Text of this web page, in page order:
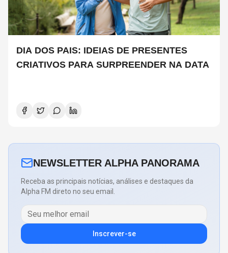
DIA DOS PAIS: IDEIAS DE PRESENTES
CRIATIVOS PARA SURPREENDER NA DATA
NEWSLETTER ALPHA PANORAMA
Receba as principais notícias, análises e destaques da
Alpha FM direto no seu email.
Inscrever-se